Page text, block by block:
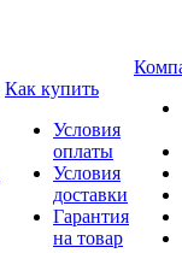
Как купить
Условия
оплаты
Условия
доставки
Гарантия
на товар